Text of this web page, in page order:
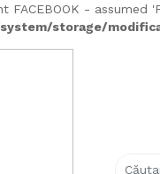
FACEBOOK - assumed
storage/